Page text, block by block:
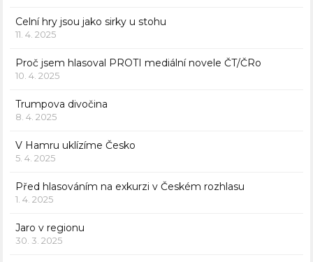
Celní hry jsou jako sirky u stohu
11. 4. 2025
Proč jsem hlasoval PROTI mediální novele ČT/ČRo
10. 4. 2025
Trumpova divočina
8. 4. 2025
V Hamru uklízíme Česko
5. 4. 2025
Před hlasováním na exkurzi v Českém rozhlasu
1. 4. 2025
Jaro v regionu
30. 3. 2025